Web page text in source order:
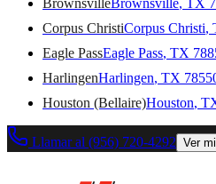
Corpus ChristiCorpus Christi,
Eagle PassEagle Pass, TX
HarlingenHarlingen, TX
Houston (Bellaire)Houston,
Llamar al (956) 720-4292 Ver